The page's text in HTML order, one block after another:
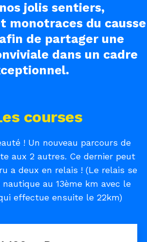
jolis sentiers,
monotraces du causse
de partager une
dans un cadre
courses
! Un nouveau parcours de
aux 2 autres. Ce dernier peut
a deux en relais ! (Le relais se
au 13ème km avec le
effectue ensuite le 22km)